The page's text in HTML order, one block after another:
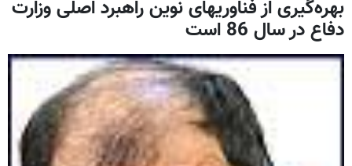
بهره‌گیری از فناوریهای نوین راهبرد اصلی وزارت
دفاع در سال 86 است